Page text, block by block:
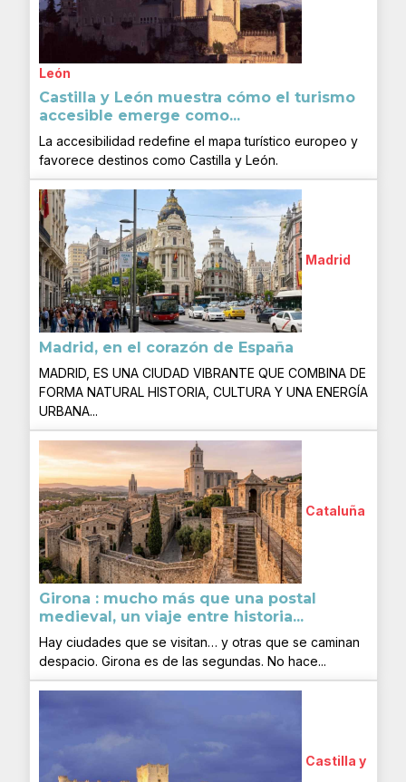
León
Castilla y León muestra cómo el turismo
accesible emerge como...
La accesibilidad redefine el mapa turístico europeo y
favorece destinos como Castilla y León.
Madrid
Madrid, en el corazón de España
MADRID, ES UNA CIUDAD VIBRANTE QUE COMBINA DE
FORMA NATURAL HISTORIA, CULTURA Y UNA ENERGÍA
URBANA...
Cataluña
Girona : mucho más que una postal
medieval, un viaje entre historia...
Hay ciudades que se visitan… y otras que se caminan
despacio. Girona es de las segundas. No hace...
Castilla y